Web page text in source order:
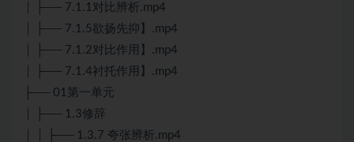
│ ├── 7.1.1对比辨析.mp4
│ ├── 7.1.5欲扬先抑】.mp4
│ ├── 7.1.2对比作用】.mp4
│ ├── 7.1.4衬托作用】.mp4
├── 01第一单元
│ ├── 1.3修辞
│ │ ├── 1.3.7 夸张辨析.mp4